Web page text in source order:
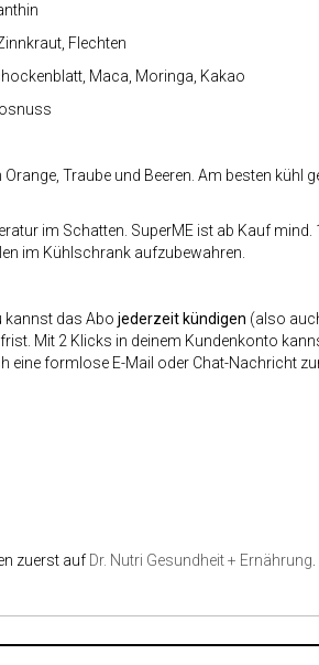
Flechten
Maca, Moringa, Kakao
Traube und Beeren. Am besten kühl
im Schatten. SuperME ist ab Kauf
im Kühlschrank aufzubewahren.
kannst das Abo jederzeit kündigen (also
Mit 2 Klicks in deinem Kundenkonto
eine formlose E-Mail oder Chat-Nachricht
zuerst auf Dr. Nutri Gesundheit + Ernährung